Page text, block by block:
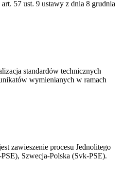
57 ust. 9 ustawy z dnia 8 grudnia
standardów technicznych
wymienianych w ramach
zawieszenie procesu Jednolitego
Szwecja-Polska (Svk-PSE).